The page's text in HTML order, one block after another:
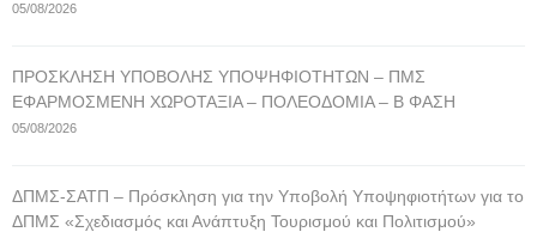
05/08/2026
ΠΡΟΣΚΛΗΣΗ ΥΠΟΒΟΛΗΣ ΥΠΟΨΗΦΙΟΤΗΤΩΝ – ΠΜΣ
ΕΦΑΡΜΟΣΜΕΝΗ ΧΩΡΟΤΑΞΙΑ – ΠΟΛΕΟΔΟΜΙΑ – Β ΦΑΣΗ
05/08/2026
ΔΠΜΣ-ΣΑΤΠ – Πρόσκληση για την Υποβολή Υποψηφιοτήτων για το
ΔΠΜΣ «Σχεδιασμός και Ανάπτυξη Τουρισμού και Πολιτισμού»